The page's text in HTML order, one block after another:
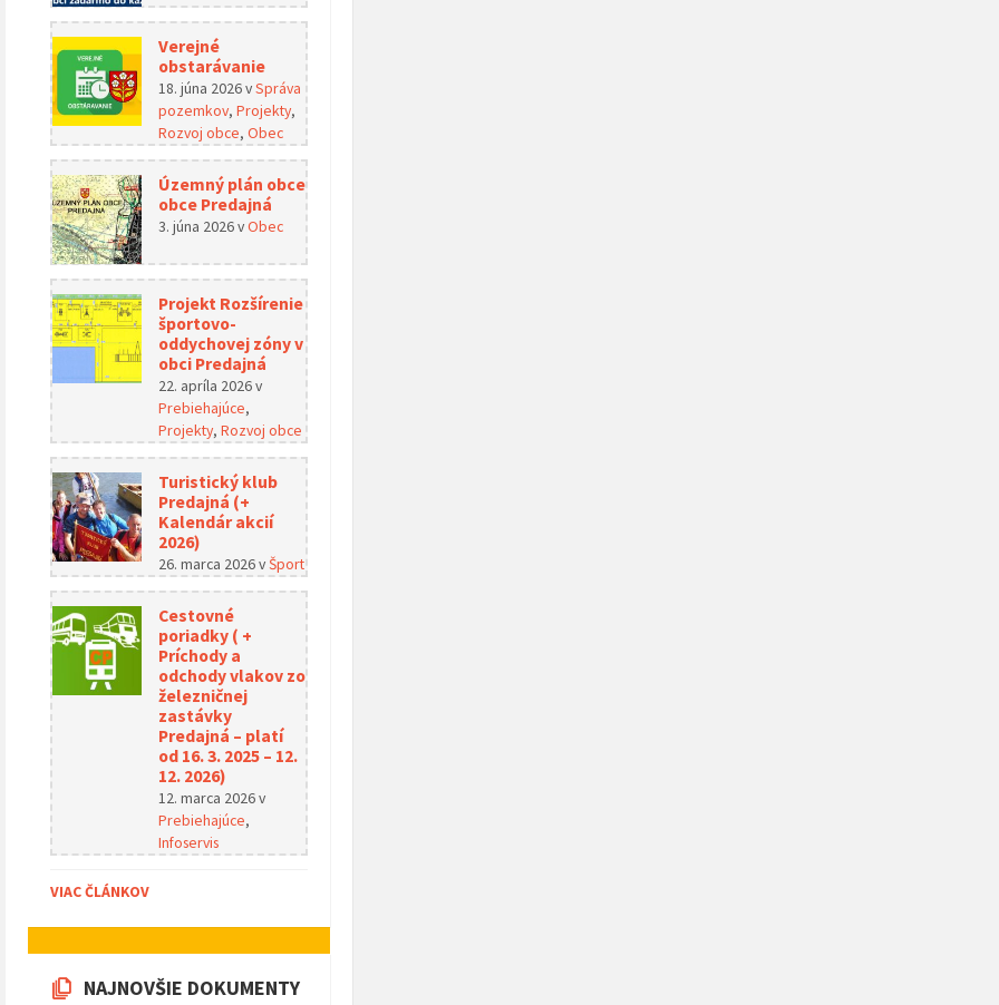
Verejné
obstarávanie
18. júna 2026vSpráva
pozemkov, Projekty,
Rozvoj obce, Obec
Územný plán obce
obce Predajná
3. júna 2026vObec
Projekt Rozšírenie
športovo-
oddychovej zóny v
obci Predajná
22. apríla 2026v
Prebiehajúce,
Projekty, Rozvoj obce
Turistický klub
Predajná (+
Kalendár akcií
2026)
26. marca 2026vŠport
Cestovné
poriadky ( +
Príchody a
odchody vlakov zo
železničnej
zastávky
Predajná – platí
od 16. 3. 2025 – 12.
12. 2026)
12. marca 2026v
Prebiehajúce,
Infoservis
VIAC ČLÁNKOV
NAJNOVŠIE DOKUMENTY